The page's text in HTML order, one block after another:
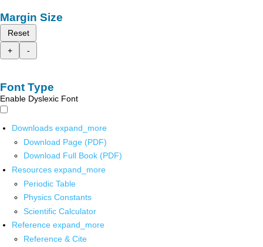
Margin Size
Reset
+
-
Font Type
Enable Dyslexic Font
Downloads expand_more
Download Page (PDF)
Download Full Book (PDF)
Resources expand_more
Periodic Table
Physics Constants
Scientific Calculator
Reference expand_more
Reference & Cite